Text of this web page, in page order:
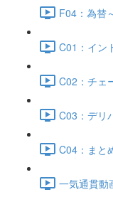
F04：為替
C01：イン
C02：チェ
C03：デリ
C04：まと
一気通貫動